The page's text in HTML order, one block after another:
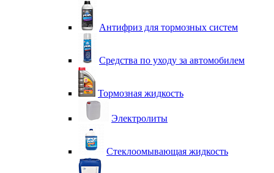
Антифриз для тормозных систем
Средства по уходу за автомобилем
Тормозная жидкость
Электролиты
Стеклоомывающая жидкость